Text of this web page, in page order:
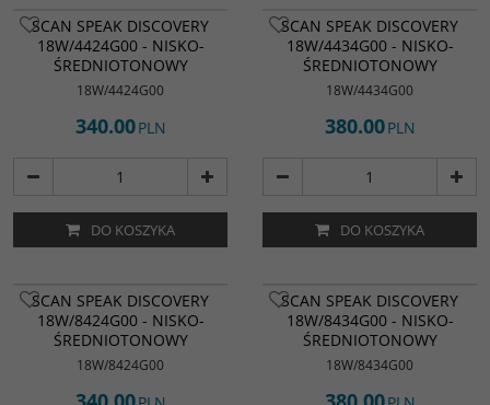
SCAN SPEAK DISCOVERY
18W/4424G00 - NISKO-
ŚREDNIOTONOWY
18W/4424G00
340.00PLN
DO KOSZYKA
SCAN SPEAK DISCOVERY
18W/4434G00 - NISKO-
ŚREDNIOTONOWY
18W/4434G00
380.00PLN
DO KOSZYKA
SCAN SPEAK DISCOVERY
18W/8424G00 - NISKO-
ŚREDNIOTONOWY
18W/8424G00
SCAN SPEAK DISCOVERY
18W/8434G00 - NISKO-
ŚREDNIOTONOWY
18W/8434G00